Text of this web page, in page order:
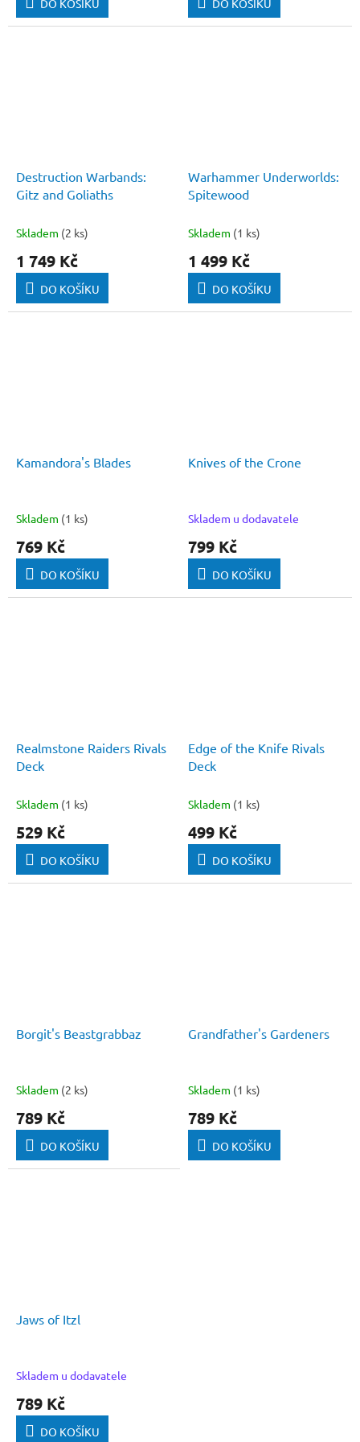
DO KOŠÍKU DO KOŠÍKU
Destruction Warbands:
Gitz and Goliaths
Skladem (2 ks)
1 749 Kč
DO KOŠÍKU
Warhammer Underworlds:
Spitewood
Skladem (1 ks)
1 499 Kč
DO KOŠÍKU
Kamandora's Blades
Skladem (1 ks)
769 Kč
DO KOŠÍKU
Knives of the Crone
Skladem u dodavatele
799 Kč
DO KOŠÍKU
Realmstone Raiders Rivals
Deck
Skladem (1 ks)
529 Kč
DO KOŠÍKU
Edge of the Knife Rivals
Deck
Skladem (1 ks)
499 Kč
DO KOŠÍKU
Borgit's Beastgrabbaz
Skladem (2 ks)
789 Kč
DO KOŠÍKU
Grandfather's Gardeners
Skladem (1 ks)
789 Kč
DO KOŠÍKU
Jaws of Itzl
Skladem u dodavatele
789 Kč
DO KOŠÍKU